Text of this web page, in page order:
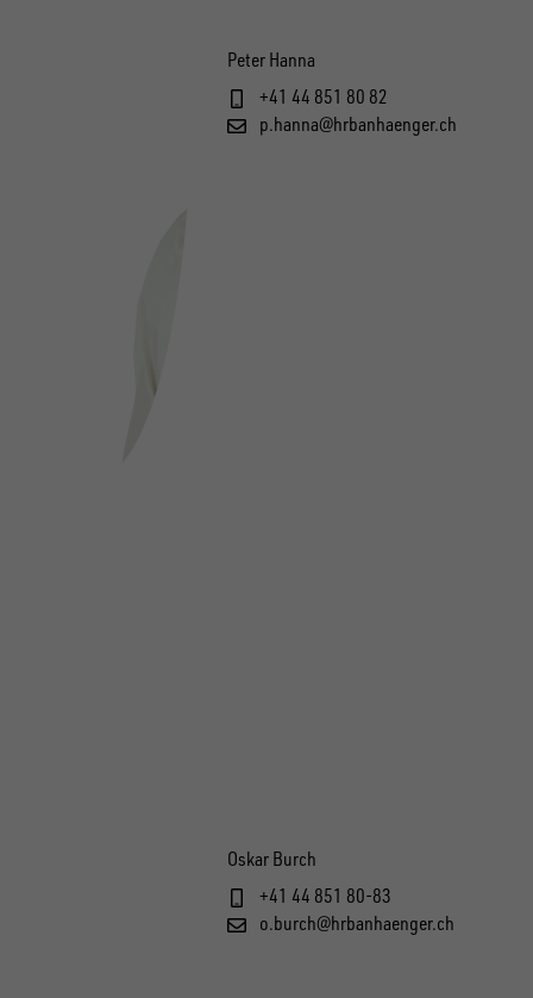
Peter Hanna
+41 44 851 80 82
p.hanna@hrbanhaenger.ch
Oskar Burch
+41 44 851 80-83
o.burch@hrbanhaenger.ch